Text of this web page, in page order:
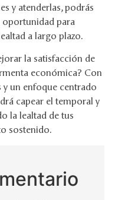
y atenderlas, podrás
para
a largo plazo.
la satisfacción de
económica? Con
y un enfoque centrado
capear el temporal y
la lealtad de tus
sostenido.